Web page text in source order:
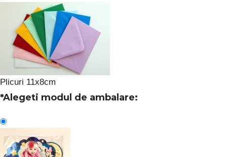
Plicuri 11x8cm
*Alegeti modul de ambalare: